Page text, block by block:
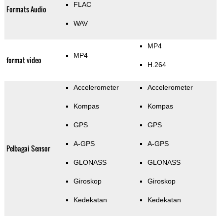
Formats Audio FLAC
WAV
format video MP4
MP4
H.264
Pelbagai Sensor
Accelerometer
Kompas
GPS
A-GPS
GLONASS
Giroskop
Kedekatan
Accelerometer
Kompas
GPS
A-GPS
GLONASS
Giroskop
Kedekatan